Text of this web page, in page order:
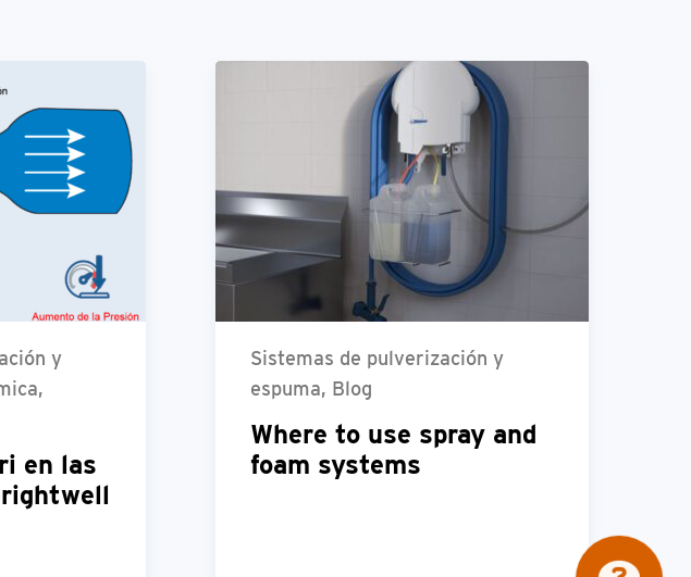
y
en las
Sistemas de pulverización y
espuma, Blog
Where to use spray and
foam systems